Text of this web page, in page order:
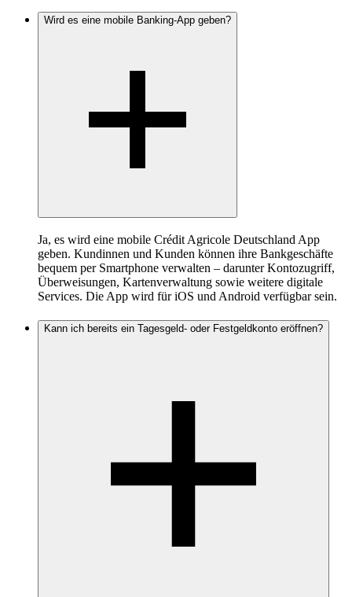
Wird es eine mobile Banking-App geben?
Ja, es wird eine mobile Crédit Agricole Deutschland App
geben. Kundinnen und Kunden können ihre Bankgeschäfte
bequem per Smartphone verwalten – darunter Kontozugriff,
Überweisungen, Kartenverwaltung sowie weitere digitale
Services. Die App wird für iOS und Android verfügbar sein.
Kann ich bereits ein Tagesgeld- oder Festgeldkonto eröffnen?